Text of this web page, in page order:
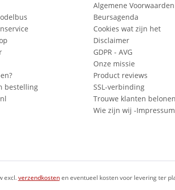
bestelling
Algemene Voorwaarden
Beursagenda
Cookies wat zijn het
Disclaimer
GDPR - AVG
Onze missie
Product reviews
SSL-verbinding
Trouwe klanten
Wie zijn wij -
excl.verzendkostenen eventueel kosten voor levering ter